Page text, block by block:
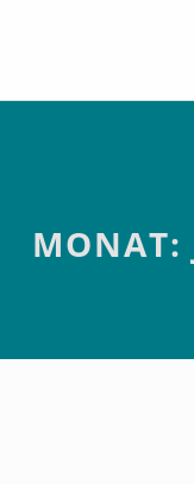
Introduction
MONAT: